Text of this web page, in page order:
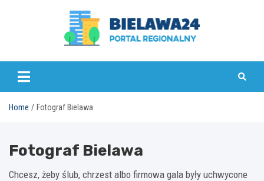
bielawa24.pl
Home Fotograf Bielawa
Fotograf Bielawa
Chcesz, żeby ślub, chrzest albo firmowa gala były uchwycone